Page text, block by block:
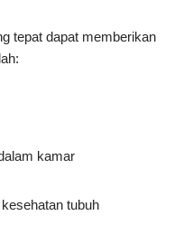
tepat dapat memberikan
kamar
tubuh